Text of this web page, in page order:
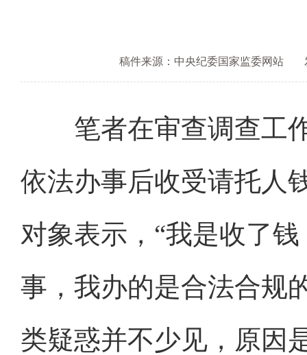
稿件来源：中央纪委国家监委网站
笔者在审查调查工作
依法办事后收受请托人
对象表示，“我是收了
事，我办的是合法合规
类疑惑并不少见，原因